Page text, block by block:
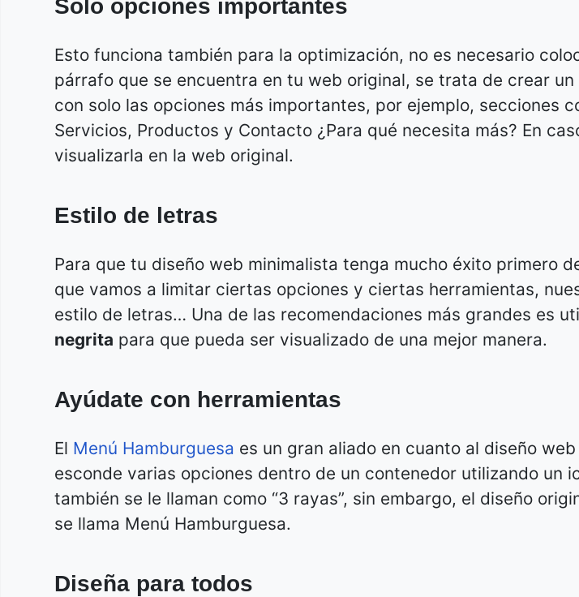
Solo opciones importantes
Esto funciona también para la optimización, no es necesario
párrafo que se encuentra en tu web original, se trata de crear
con solo las opciones más importantes, por ejemplo, secciones
Servicios, Productos y Contacto ¿Para qué necesita más? En
visualizarla en la web original.
Estilo de letras
Para que tu diseño web minimalista tenga mucho éxito primero
que vamos a limitar ciertas opciones y ciertas herramientas,
estilo de letras… Una de las recomendaciones más grandes es
negrita para que pueda ser visualizado de una mejor manera.
Ayúdate con herramientas
El Menú Hamburguesa es un gran aliado en cuanto al diseño
esconde varias opciones dentro de un contenedor utilizando un
también se le llaman como “3 rayas”, sin embargo, el diseño
se llama Menú Hamburguesa.
Diseña para todos